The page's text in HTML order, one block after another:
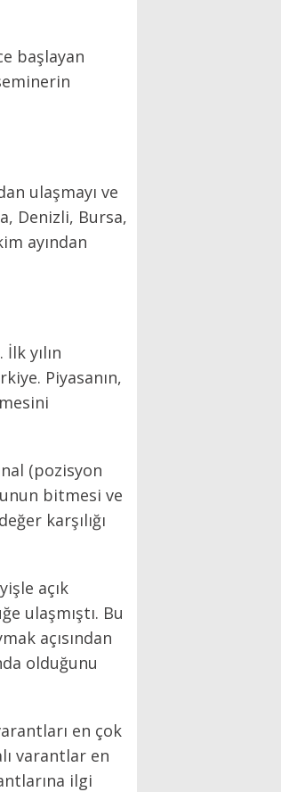
başlayan
ulaşmayı ve
Denizli, Bursa,
ayından
yılın
Piyasanın,
(pozisyon
bitmesi ve
karşılığı
açık
ulaşmıştı. Bu
açısından
olduğunu
en çok
varantlar en
ilgi